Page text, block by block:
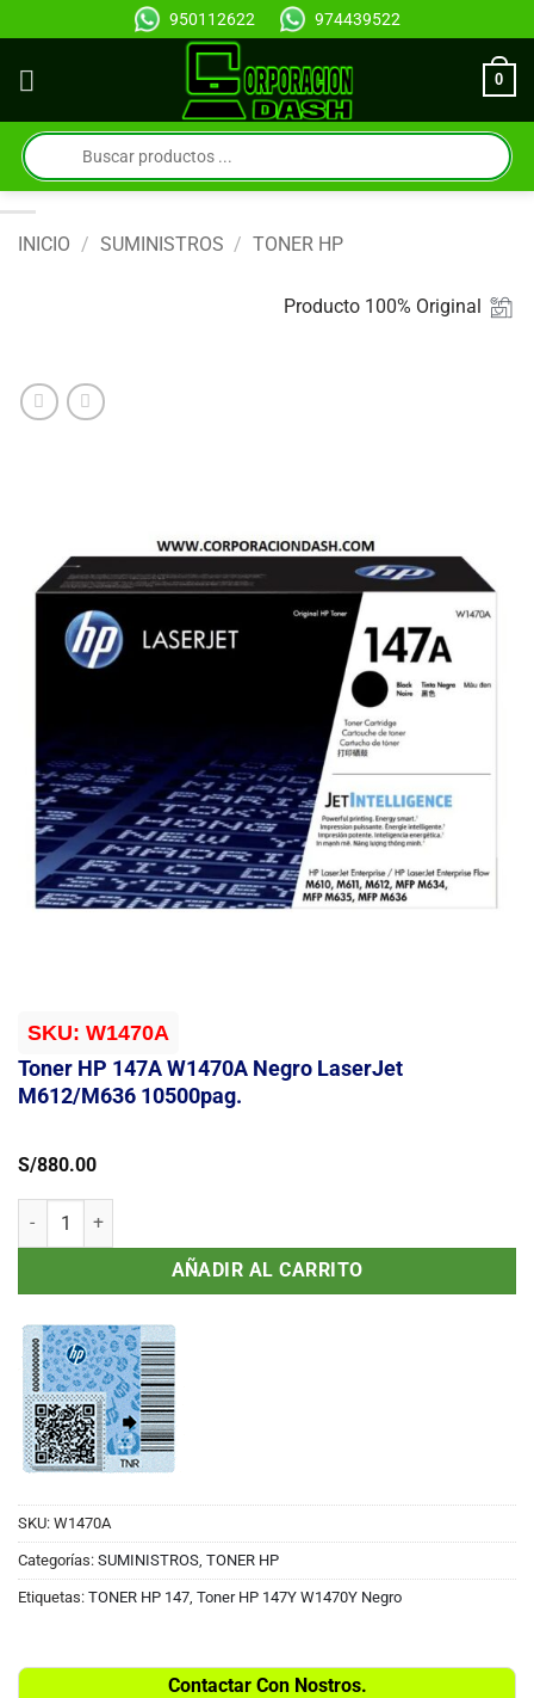
al
contenido
950112622 974439522
0
Búsqueda
de
productos
INICIO / SUMINISTROS / TONER HP
Producto 100% Original
SKU: W1470A
Toner HP 147A W1470A Negro LaserJet
M612/M636 10500pag.
S/880.00
Toner HP 147A W1470A Negro LaserJet M612/M636 10500pag.
AÑADIR AL CARRITO
SKU: W1470A
Categorías: SUMINISTROS, TONER HP
Etiquetas: TONER HP 147, Toner HP 147Y W1470Y Negro
Contactar Con Nostros.